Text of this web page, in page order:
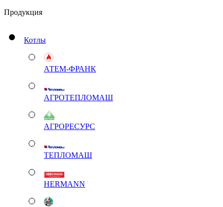
Продукция
Котлы
АТЕМ-ФРАНК
АГРОТЕПЛОМАШ
АГРОРЕСУРС
ТЕПЛОМАШ
HERMANN